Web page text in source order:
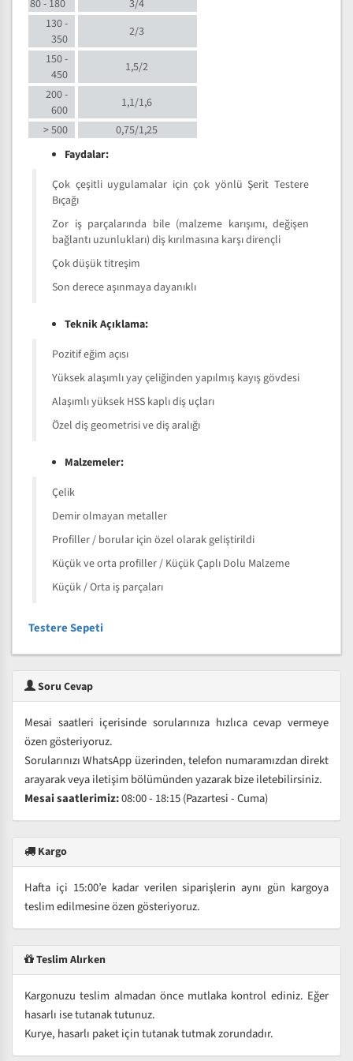
80 - 180
3/4
130 -
350
2/3
150 -
450
1,5/2
200 -
600
1,1/1,6
> 500
0,75/1,25
Faydalar:
Çok çeşitli uygulamalar için çok yönlü Şerit Testere
Bıçağı
Zor iş parçalarında bile (malzeme karışımı, değişen
bağlantı uzunlukları) diş kırılmasına karşı dirençli
Çok düşük titreşim
Son derece aşınmaya dayanıklı
Teknik Açıklama:
Pozitif eğim açısı
Yüksek alaşımlı yay çeliğinden yapılmış kayış gövdesi
Alaşımlı yüksek HSS kaplı diş uçları
Özel diş geometrisi ve diş aralığı
Malzemeler:
Çelik
Demir olmayan metaller
Profiller / borular için özel olarak geliştirildi
Küçük ve orta profiller / Küçük Çaplı Dolu Malzeme
Küçük / Orta iş parçaları
Testere Sepeti
Soru Cevap
Mesai saatleri içerisinde sorularınıza hızlıca cevap vermeye
özen gösteriyoruz.
Sorularınızı WhatsApp üzerinden, telefon numaramızdan direkt
arayarak veya iletişim bölümünden yazarak bize iletebilirsiniz.
Mesai saatlerimiz:08:00 - 18:15 (Pazartesi - Cuma)
Kargo
Hafta içi 15:00’e kadar verilen siparişlerin aynı gün kargoya
teslim edilmesine özen gösteriyoruz.
Teslim Alırken
Kargonuzu teslim almadan önce mutlaka kontrol ediniz. Eğer
hasarlı ise tutanak tutunuz.
Kurye, hasarlı paket için tutanak tutmak zorundadır.